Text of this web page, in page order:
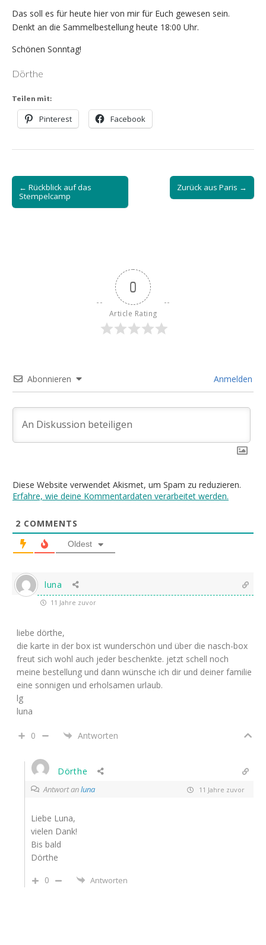
Das soll es für heute hier von mir für Euch gewesen sein.
Denkt an die Sammelbestellung heute 18:00 Uhr.
Schönen Sonntag!
Dörthe
Teilen mit:
Pinterest Facebook
Post
navigation
← Rückblick auf das
Stempelcamp
Zurück aus Paris →
0
Article Rating
Abonnieren Anmelden
Diese Website verwendet Akismet, um Spam zu reduzieren.
Erfahre, wie deine Kommentardaten verarbeitet werden.
2 COMMENTS
Oldest
luna
11 Jahre zuvor
liebe dörthe,
die karte in der box ist wunderschön und über die nasch-box
freut sich wohl auch jeder beschenkte. jetzt schell noch
meine bestellung und dann wünsche ich dir und deiner familie
eine sonnigen und erholsamen urlaub.
lg
luna
0 Antworten
Dörthe
Antwort anluna 11 Jahre zuvor
Liebe Luna,
vielen Dank!
Bis bald
Dörthe
0
Antworten